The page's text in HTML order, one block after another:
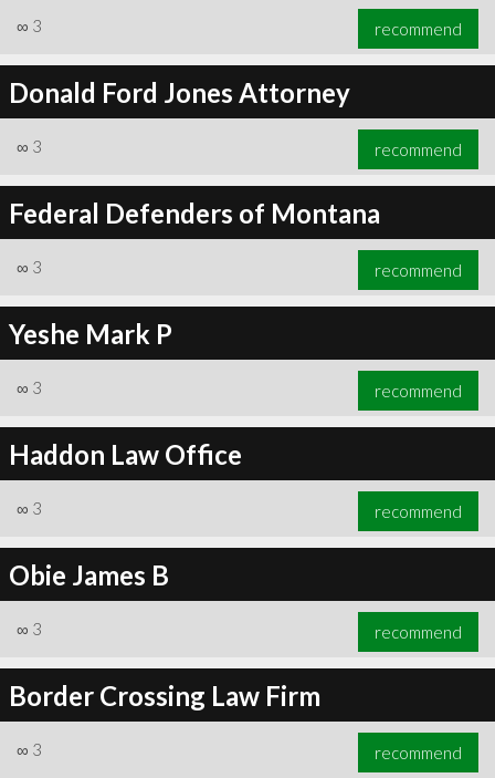
∞ 3 recommend
Donald Ford Jones Attorney
∞ 3 recommend
Federal Defenders of Montana
∞ 3 recommend
Yeshe Mark P
∞ 3 recommend
Haddon Law Office
∞ 3 recommend
Obie James B
∞ 3 recommend
Border Crossing Law Firm
∞ 3 recommend